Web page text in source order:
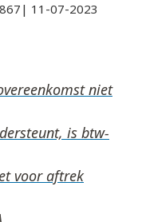
11-07-2023
niet
is btw-
voor aftrek